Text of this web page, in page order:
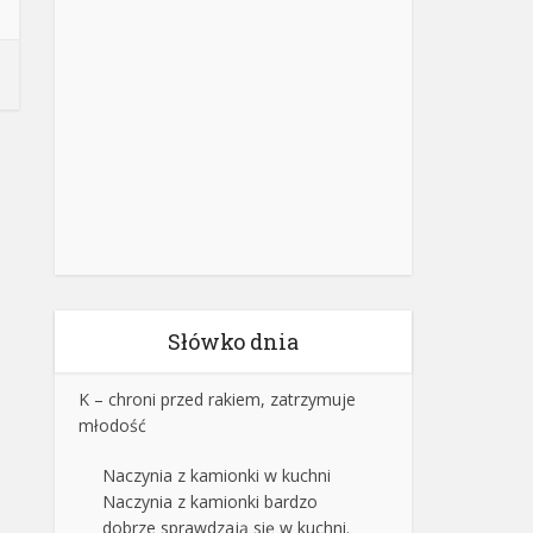
Słówko dnia
K – chroni przed rakiem, zatrzymuje
młodość
Naczynia z kamionki w kuchni
Naczynia z kamionki bardzo
dobrze sprawdzają się w kuchni.